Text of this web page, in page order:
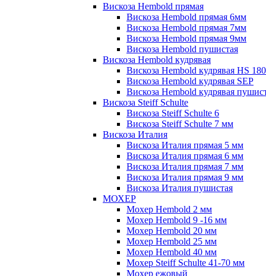
Вискоза Hembold прямая
Вискоза Hembold прямая 6мм
Вискоза Hembold прямая 7мм
Вискоза Hembold прямая 9мм
Вискоза Hembold пушистая
Вискоза Hembold кудрявая
Вискоза Hembold кудрявая HS 180
Вискоза Hembold кудрявая SEP
Вискоза Hembold кудрявая
Вискоза Steiff Schulte
Вискоза Steiff Schulte 6
Вискоза Steiff Schulte 7 мм
Вискоза Италия
Вискоза Италия прямая 5 мм
Вискоза Италия прямая 6 мм
Вискоза Италия прямая 7 мм
Вискоза Италия прямая 9 мм
Вискоза Италия пушистая
МОХЕР
Мохер Hembold 2 мм
Мохер Hembold 9 -16 мм
Мохер Hembold 20 мм
Мохер Hembold 25 мм
Мохер Hembold 40 мм
Мохер Steiff Schulte 41-70 мм
Мохер ежовый